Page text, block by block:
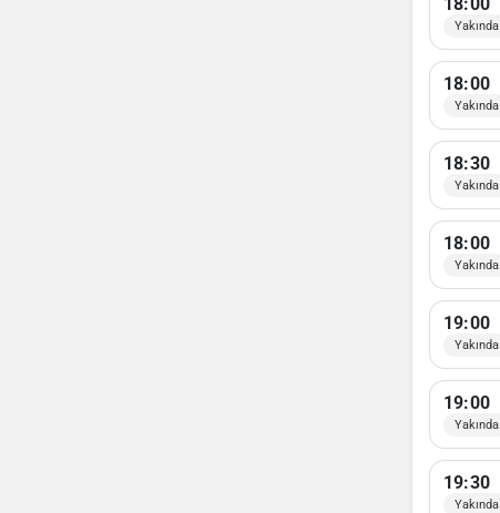
Yakında
18:00
Yakında
18:30
Yakında
18:00
Yakında
19:00
Yakında
19:00
Yakında
19:30
Yakında